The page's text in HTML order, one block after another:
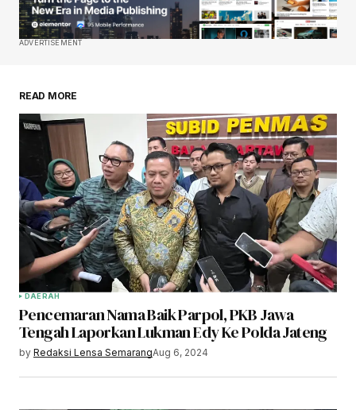
ADVERTISEMENT
READ MORE
DAERAH
Pencemaran Nama Baik Parpol, PKB Jawa
Tengah Laporkan Lukman Edy Ke Polda Jateng
by Redaksi Lensa SemarangAug 6, 2024